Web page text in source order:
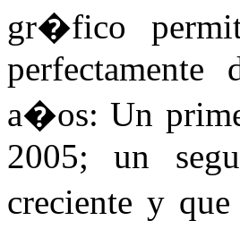
gr�fico
a�os: Un
2005; un
creciente y